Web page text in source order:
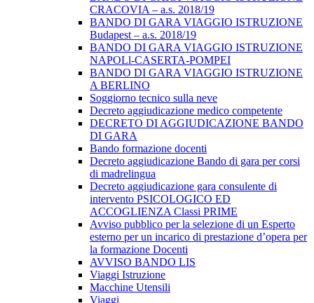
CRACOVIA – a.s. 2018/19
BANDO DI GARA VIAGGIO ISTRUZIONE
Budapest – a.s. 2018/19
BANDO DI GARA VIAGGIO ISTRUZIONE
NAPOLl-CASERTA-POMPEI
BANDO DI GARA VIAGGIO ISTRUZIONE
A BERLINO
Soggiorno tecnico sulla neve
Decreto aggiudicazione medico competente
DECRETO DI AGGIUDICAZIONE BANDO
DI GARA
Bando formazione docenti
Decreto aggiudicazione Bando di gara per corsi
di madrelingua
Decreto aggiudicazione gara consulente di
intervento PSICOLOGICO ED
ACCOGLIENZA Classi PRIME
Avviso pubblico per la selezione di un Esperto
esterno per un incarico di prestazione d’opera per
la formazione Docenti
AVVISO BANDO LIS
Viaggi Istruzione
Macchine Utensili
Viaggi